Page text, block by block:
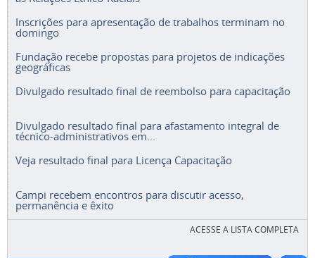
Inscrições para apresentação de trabalhos terminam no
domingo
Fundação recebe propostas para projetos de indicações
geográficas
Divulgado resultado final de reembolso para capacitação
Divulgado resultado final para afastamento integral de
técnico-administrativos em...
Veja resultado final para Licença Capacitação
Campi recebem encontros para discutir acesso,
permanência e êxito
ACESSE A LISTA COMPLETA